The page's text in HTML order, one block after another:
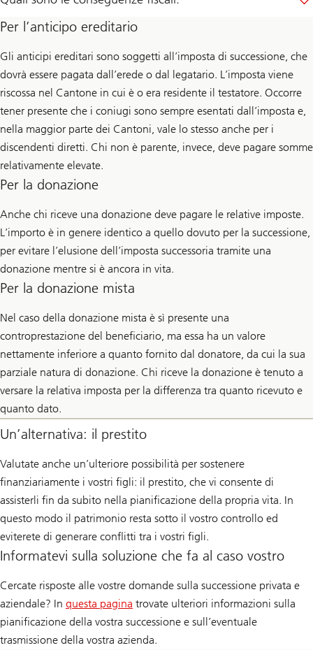
Per l’anticipo ereditario
Gli anticipi ereditari sono soggetti all’imposta di successione, che
dovrà essere pagata dall’erede o dal legatario. L’imposta viene
riscossa nel Cantone in cui è o era residente il testatore. Occorre
tener presente che i coniugi sono sempre esentati dall’imposta e,
nella maggior parte dei Cantoni, vale lo stesso anche per i
discendenti diretti. Chi non è parente, invece, deve pagare somme
relativamente elevate.
Per la donazione
Anche chi riceve una donazione deve pagare le relative imposte.
L’importo è in genere identico a quello dovuto per la successione,
per evitare l’elusione dell’imposta successoria tramite una
donazione mentre si è ancora in vita.
Per la donazione mista
Nel caso della donazione mista è sì presente una
controprestazione del beneficiario, ma essa ha un valore
nettamente inferiore a quanto fornito dal donatore, da cui la sua
parziale natura di donazione. Chi riceve la donazione è tenuto a
versare la relativa imposta per la differenza tra quanto ricevuto e
quanto dato.
Un’alternativa: il prestito
Valutate anche un’ulteriore possibilità per sostenere
finanziariamente i vostri figli: il prestito, che vi consente di
assisterli fin da subito nella pianificazione della propria vita. In
questo modo il patrimonio resta sotto il vostro controllo ed
eviterete di generare conflitti tra i vostri figli.
Informatevi sulla soluzione che fa al caso vostro
Cercate risposte alle vostre domande sulla successione privata e
aziendale? In questa pagina trovate ulteriori informazioni sulla
pianificazione della vostra successione e sull’eventuale
trasmissione della vostra azienda.